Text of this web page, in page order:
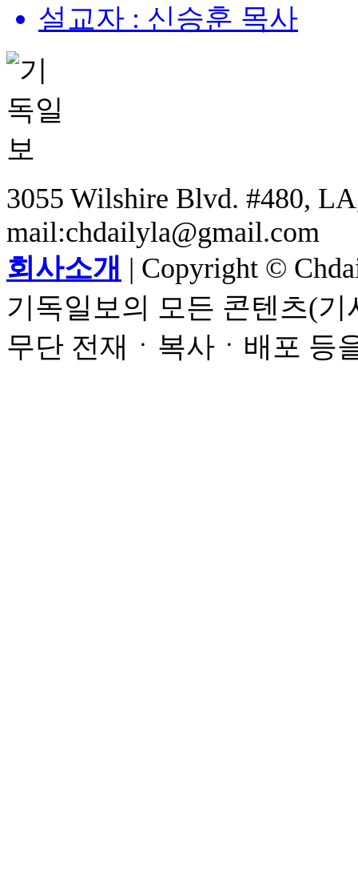
설교자 : 신승훈 목사
3055 Wilshire Blvd. #480,
mail:chdailyla@gmail.com
회사소개 | Copyright ©
기독일보의 모든 콘텐츠(
무단 전재ㆍ복사ㆍ배포 등